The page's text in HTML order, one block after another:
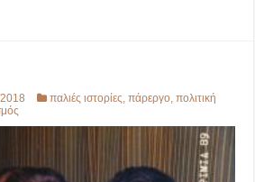
παλιές ιστορίες ,πάρεργο ,πολιτική